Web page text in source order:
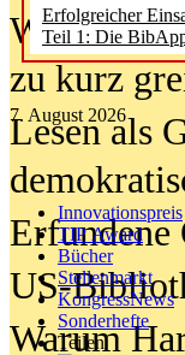
Erfolgreicher
Teil 1: Die
7. August 2026
Innovationspreis
TIP Award
Bücher
Stellenmarkt
KongressNews
Sonderhefte
Teilen
Warum
zu kurz
Lesen als
Erfundene
US-
Warum